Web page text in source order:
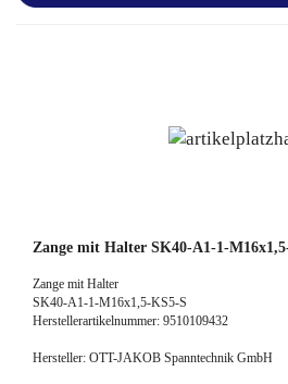
Zange mit Halter SK40-A1-1-
Zange mit Halter
SK40-A1-1-M16x1,5-KS5-S
Herstellerartikelnummer: 9510109432
Hersteller: OTT-JAKOB Spanntechnik GmbH